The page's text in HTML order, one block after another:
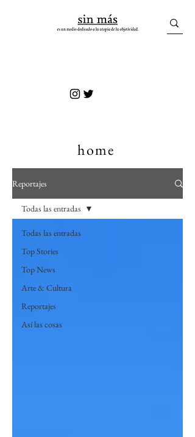
home
Reportajes
Todas las entradas
Top Stories
Top News
Arte & Cultura
Reportajes
Así las cosas
Todas las entradas